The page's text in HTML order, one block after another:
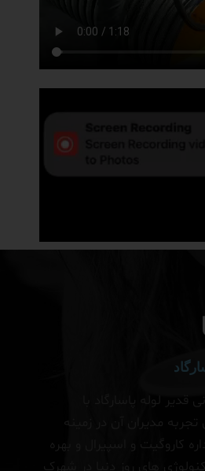
قدیر لوله پاسارگاد با
مدیران آن در زمینه
کاروگیت و اسپیرال و بهره
های روز دنیا در شهرک